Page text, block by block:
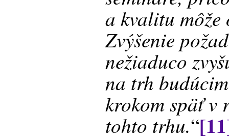
a kvalitu
Zvýšenie
nežiaduco
na trh
krokom späť v
tohto trhu.“